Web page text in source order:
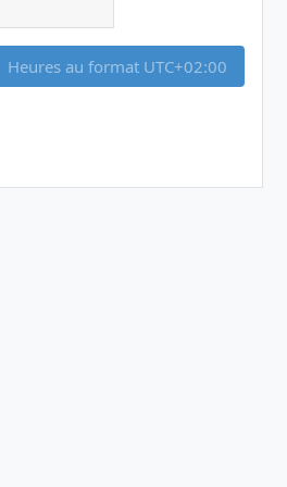
Heures au format UTC+02:00